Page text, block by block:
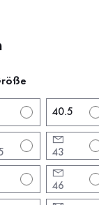
40.5
43
46